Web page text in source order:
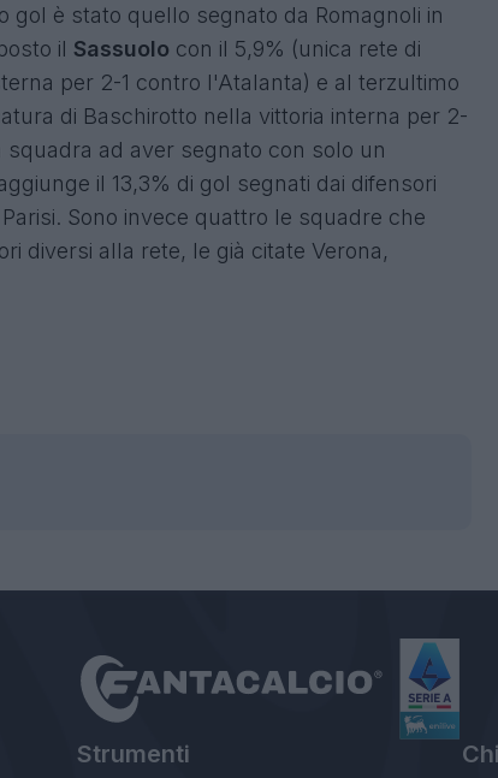
gol è stato quello segnato da Romagnoli in
il Sassuolo con il 5,9% (unica rete di
per 2-1 contro l'Atalanta) e al terzultimo
di Baschirotto nella vittoria interna per 2-
ad aver segnato con solo un
il 13,3% di gol segnati dai difensori
Sono invece quattro le squadre che
diversi alla rete, le già citate Verona,
Strumenti